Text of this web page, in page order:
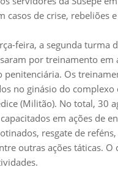
casos de crise, rebeliões
feira, a segunda turma
por treinamento em
penitenciária. Os
no ginásio do complexo
(Militão). No total, 30
em ações de
resgate de
outras ações táticas. O